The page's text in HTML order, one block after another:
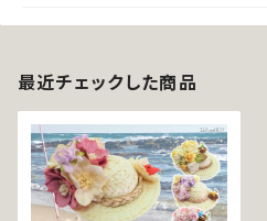
最近チェックした商品